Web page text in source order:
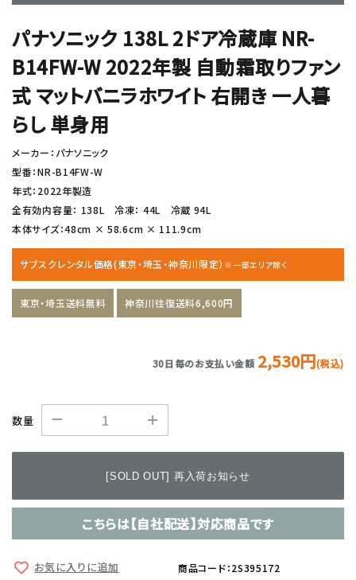
パナソニック 138L 2ドア冷蔵庫 NR-
B14FW-W 2022年製 自動霜取りファン
式 マットバニラホワイト 右開き 一人暮
らし 単身用
メーカー：パナソニック
型番：NR-B14FW-W
年式：2022年製造
全有効内容量： 138L 冷凍： 44L 冷蔵 94L
本体サイズ：48cm × 58.6cm × 111.9cm
サブスクレンタル価格(東京・埼玉・神奈川限定） ※一部エリア除く
東京・埼玉送料無料 神奈川往復送料6,600円
30日毎のお支払い金額 2,530円(税込)
数量
[SOLD OUT] 再入荷お知らせ
こちらは【自社配送】対応商品です
お気に入りに追加 商品コード：2S395172